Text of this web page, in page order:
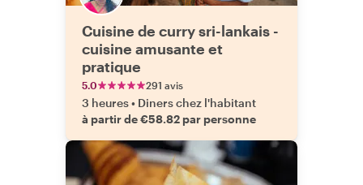
Cuisine de curry sri-lankais -
cuisine amusante et
pratique
5.0 291 avis
3 heures• Diners chez l'habitant
à partir de €58.82 par personne